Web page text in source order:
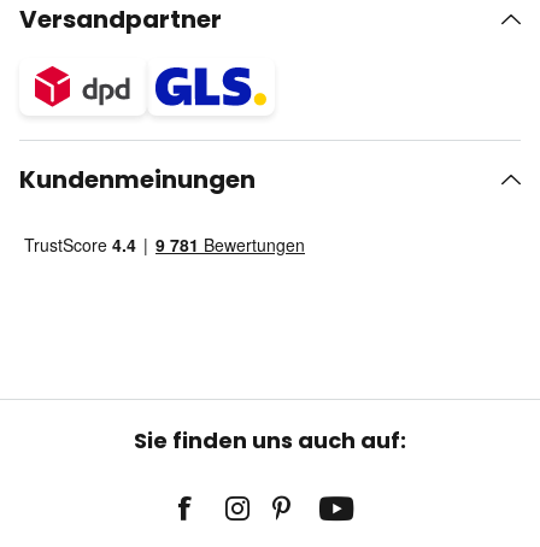
Versandpartner
Kundenmeinungen
Sie finden uns auch auf: